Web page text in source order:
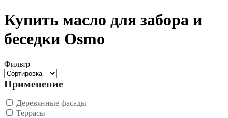
Купить масло для забора и
беседки Osmo
Фильтр
Применение
Деревянные фасады
Террасы